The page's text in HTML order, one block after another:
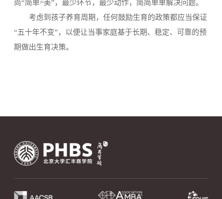
尚“简单=美”，最少环节，最少动作，简简单单解决问题。
考虑到孩子养育周期，任何鼓励生育的政策都应当保证
“五十年不变”，以便让当事家庭基于长期、稳定、可靠的预
期做出生育决策。